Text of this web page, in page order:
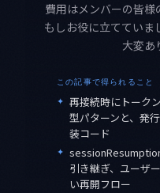
費用はメンバーの皆様
もしお役に立てていま
大変あ
この記事で得られること
✦ 再接続時にトーク
型パターンと、発
装コード
✦
引き継ぎ、ユーザ
い再開フロー